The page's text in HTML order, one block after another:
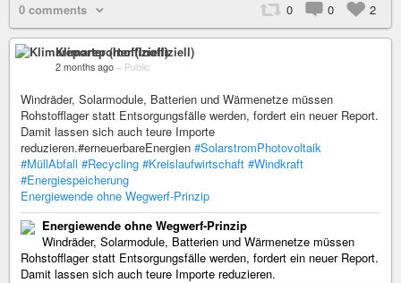
0 comments 0 0 2
Klimareporter (Inoffiziell)
2 months ago – Public
Windräder, Solarmodule, Batterien und Wärmenetze müssen
Rohstofflager statt Entsorgungsfälle werden, fordert ein neuer Report.
Damit lassen sich auch teure Importe
reduzieren.#erneuerbareEnergien #SolarstromPhotovoltaik
#MüllAbfall #Recycling #Kreislaufwirtschaft #Windkraft
#Energiespeicherung
Energiewende ohne Wegwerf-Prinzip
Energiewende ohne Wegwerf-Prinzip
Windräder, Solarmodule, Batterien und Wärmenetze müssen
Rohstofflager statt Entsorgungsfälle werden, fordert ein neuer Report.
Damit lassen sich auch teure Importe reduzieren.